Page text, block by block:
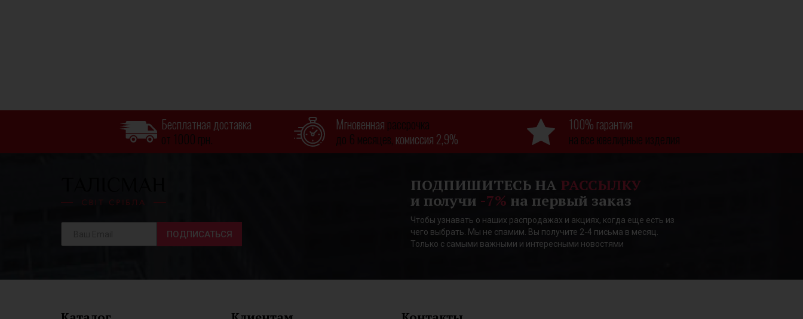
Бесплатная доставка
от 1000 грн.
Мгновенная рассрочка
до 6 месяцев, комиссия 2,9%
100% гарантия
на все ювелирные изделия
ПОДПИСАТЬСЯ
ПОДПИШИТЕСЬ НА РАССЫЛКУ
и получи -7% на первый заказ
Чтобы узнавать о наших распродажах и акциях, когда еще есть из
чего выбрать. Мы не спамим. Вы получите 2-4 письма в месяц.
Только с самыми важными и интересными новостями